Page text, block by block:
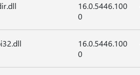
16.0.5446.100
0
16.0.5446.100
0